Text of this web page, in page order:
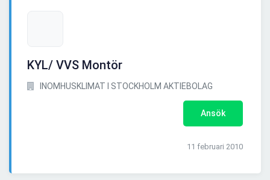
KYL/ VVS Montör
INOMHUSKLIMAT I STOCKHOLM AKTIEBOLAG
Ansök
11 februari 2010